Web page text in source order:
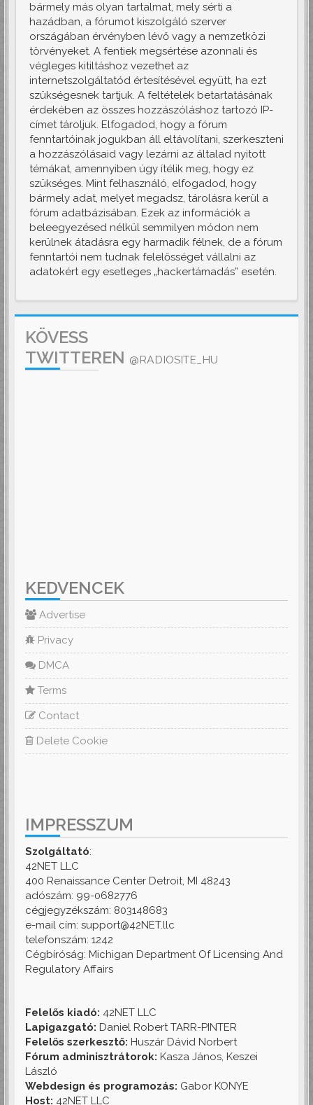
bármely más olyan tartalmat, mely sérti a
hazádban, a fórumot kiszolgáló szerver
országában érvényben lévő vagy a nemzetközi
törvényeket. A fentiek megsértése azonnali és
végleges kitiltáshoz vezethet az
internetszolgáltatód értesítésével együtt, ha ezt
szükségesnek tartjuk. A feltételek betartatásának
érdekében az összes hozzászóláshoz tartozó IP-
címet tároljuk. Elfogadod, hogy a fórum
fenntartóinak jogukban áll eltávolítani, szerkeszteni
a hozzászólásaid vagy lezárni az általad nyitott
témákat, amennyiben úgy ítélik meg, hogy ez
szükséges. Mint felhasználó, elfogadod, hogy
bármely adat, melyet megadsz, tárolásra kerül a
fórum adatbázisában. Ezek az információk a
beleegyezésed nélkül semmilyen módon nem
kerülnek átadásra egy harmadik félnek, de a fórum
fenntartói nem tudnak felelősséget vállalni az
adatokért egy esetleges „hackertámadás” esetén.
KÖVESS
TWITTEREN @RADIOSITE_HU
KEDVENCEK
Advertise
Privacy
DMCA
Terms
Contact
Delete Cookie
IMPRESSZUM
Szolgáltató:
42NET LLC
400 Renaissance Center Detroit, MI 48243
adószám: 99-0682776
cégjegyzékszám: 803148683
e-mail cím: support@42NET.llc
telefonszám: 1242
Cégbíróság: Michigan Department Of Licensing And
Regulatory Affairs
Felelős kiadó: 42NET LLC
Lapigazgató: Daniel Robert TARR-PINTER
Felelős szerkesztő: Huszár Dávid Norbert
Fórum adminisztrátorok: Kasza János, Keszei
László
Webdesign és programozás: Gabor KONYE
Host: 42NET LLC